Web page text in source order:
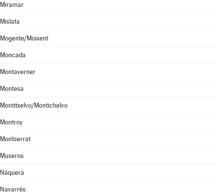
Miramar
Mislata
Mogente/Moixent
Moncada
Montaverner
Montesa
Montitxelvo/Montichelvo
Montroy
Montserrat
Museros
Náquera
Navarrés